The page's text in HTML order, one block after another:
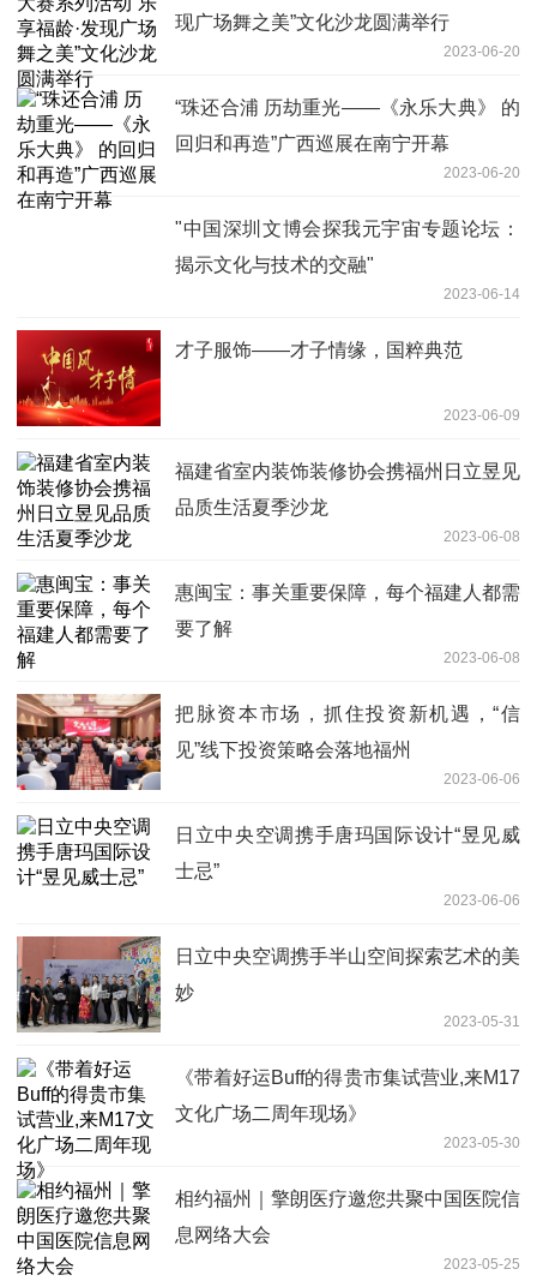
现广场舞之美”文化沙龙圆满举行
2023-06-20
“珠还合浦 历劫重光——《永乐大典》 的
回归和再造”广西巡展在南宁开幕
2023-06-20
"中国深圳文博会探我元宇宙专题论坛：
揭示文化与技术的交融"
2023-06-14
才子服饰——才子情缘，国粹典范
2023-06-09
福建省室内装饰装修协会携福州日立昱见
品质生活夏季沙龙
2023-06-08
惠闽宝：事关重要保障，每个福建人都需
要了解
2023-06-08
把脉资本市场，抓住投资新机遇，“信
见”线下投资策略会落地福州
2023-06-06
日立中央空调携手唐玛国际设计“昱见威
士忌”
2023-06-06
日立中央空调携手半山空间探索艺术的美
妙
2023-05-31
《带着好运Buff的得贵市集试营业,来M17
文化广场二周年现场》
2023-05-30
相约福州｜擎朗医疗邀您共聚中国医院信
息网络大会
2023-05-25